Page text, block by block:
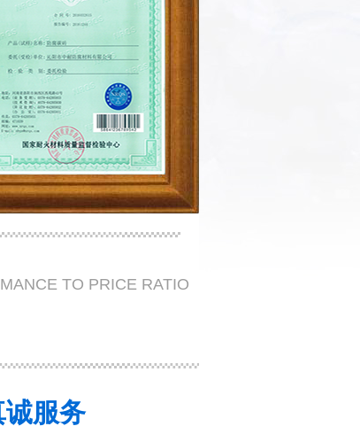
TO PRICE RATIO
服务